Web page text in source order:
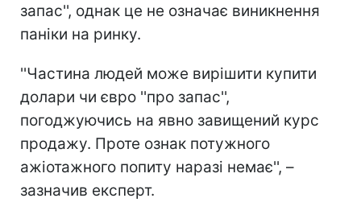
запас'', однак це не означає виникнення
паніки на ринку.
''Частина людей може вирішити купити
долари чи євро ''про запас'',
погоджуючись на явно завищений курс
продажу. Проте ознак потужного
ажіотажного попиту наразі немає'', –
зазначив експерт.